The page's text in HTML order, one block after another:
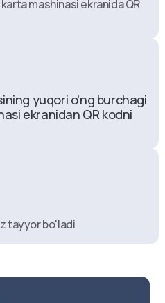
joyi.
Moʻljal:
Beruniy metro
mashinasi ekranida QR
yuqori o'ng burchagi
ekranidan QR kodni
tayyor bo'ladi